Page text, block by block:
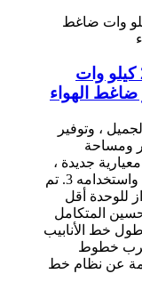
ضاغط الهواء 50 حصان 22 كيلو وات
الهواء
، وتوفير
ومساحة
معيارية جديدة ،
تخطيط مضغوط ، جاهز للتثبيت واستخدامه 3. تم
للوحدة أقل
الدولية. 4. التحسين المتكامل
خط الأنابيب
خطوط
عن نظام خط